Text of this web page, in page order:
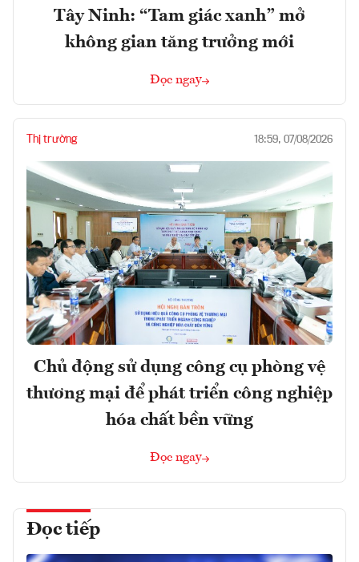
Tây Ninh: “Tam giác xanh” mở
không gian tăng trưởng mới
Đọc ngay
Thị trường 18:59, 07/08/2026
Chủ động sử dụng công cụ phòng vệ
thương mại để phát triển công nghiệp
hóa chất bền vững
Đọc ngay
Đọc tiếp